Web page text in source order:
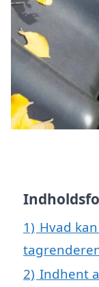
1) Hvad
2) Indhent